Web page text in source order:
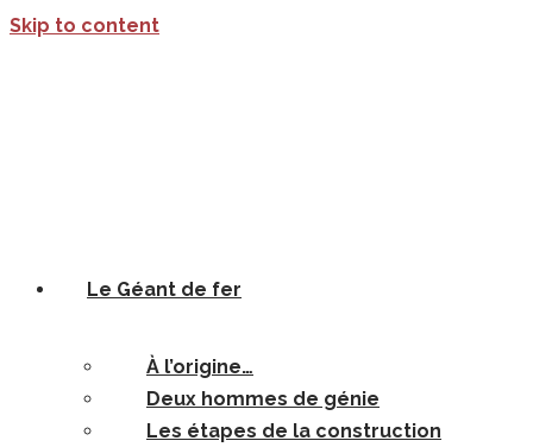
Skip to content
Le Géant de fer
À l’origine…
Deux hommes de génie
Les étapes de la construction